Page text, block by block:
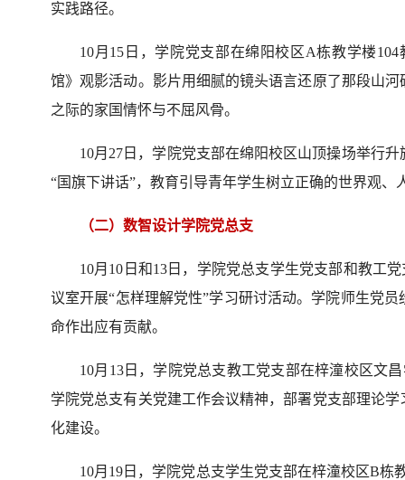
实践路径。
10月15日，学院党支部在绵阳校区A栋教学楼
馆》观影活动。影片用细腻的镜头语言还原了那段山
之际的家国情怀与不屈风骨。
10月27日，学院党支部在绵阳校区山顶操场举行
“国旗下讲话”，教育引导青年学生树立正确的世界观、
（二）数智设计学院党总支
10月10日和13日，学院党总支学生党支部和教工
议室开展“怎样理解党性”学习研讨活动。学院师生党
命作出应有贡献。
10月13日，学院党总支教工党支部在梓潼校区文
学院党总支有关党建工作会议精神，部署党支部理论
化建设。
10月19日，学院党总支学生党支部在梓潼校区B栋